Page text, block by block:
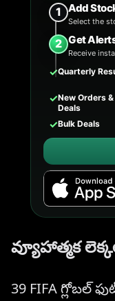
1 Add
Select the
2 Get
Receive
✓Quarterly
✓New Orders &
Deals
✓Bulk Deals
వ్యూహాత్మక
39 FIFA గ్లోబల్